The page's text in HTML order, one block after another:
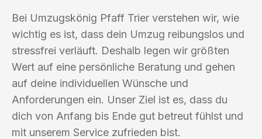
Bei Umzugskönig Pfaff Trier verstehen wir, wie
wichtig es ist, dass dein Umzug reibungslos und
stressfrei verläuft. Deshalb legen wir größten
Wert auf eine persönliche Beratung und gehen
auf deine individuellen Wünsche und
Anforderungen ein. Unser Ziel ist es, dass du
dich von Anfang bis Ende gut betreut fühlst und
mit unserem Service zufrieden bist.